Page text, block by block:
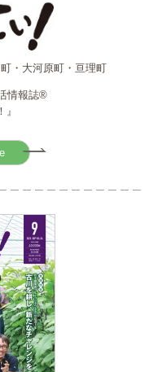
・大河原町・亘理町
情報誌®